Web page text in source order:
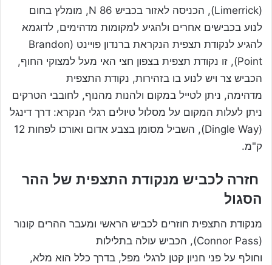
(Limerrick), הכניסה לאזור בכביש 86 N, מומלץ בחום
לנוע בכבישים אחרים ולהגיע למקומות מדהימים, לדוגמא
להגיע לנקודת תצפית הנקראת ברנדון פויינט (Brandon
Point), זו נקודת תצפית בצפון חצי האי מעל למצוקי החוף,
הכביש צר ויש לנוע בו בזהירות, נקודת התצפית
מדהימה, ניתן לטייל במקום ולהנות מהנוף, לחובבי הטרקים
ניתן לעלות המקום על מסלול טיולים רגלי הנקרא: דרך דינגל
(Dingle Way), השביל מסומן בצבע אדום ואורכו לפחות 12
ק"מ.
חזרה לכביש מנקודת התצפית של ההר
הסגול
מנקודת התצפית חוזרים לכביש הראשי ומעבר ההרים קונור
(Connor Pass), הכביש עולה בתלילות
וחולף על פני חניון קטן לרגלי מפל, בדרך כלל הוא מלא,